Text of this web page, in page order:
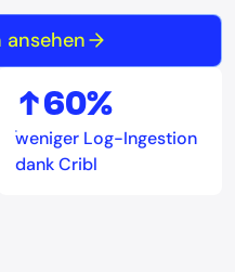
↑60%
weniger Log-Ingestion
dank Cribl